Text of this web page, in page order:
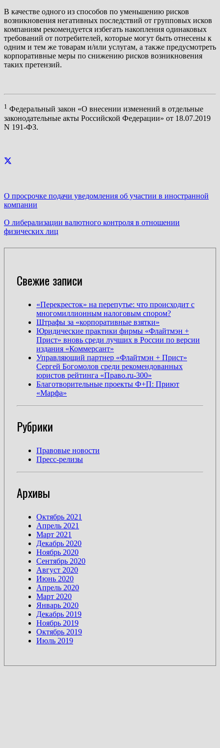
В качестве одного из способов по уменьшению рисков
возникновения негативных последствий от групповых исков
компаниям рекомендуется избегать накопления одинаковых
требований от потребителей, которые могут быть отнесены к
одним и тем же товарам и/или услугам, а также предусмотреть
корпоративные меры по снижению рисков возникновения
таких претензий.
1 Федеральный закон «О внесении изменений в отдельные
законодательные акты Российской Федерации» от 18.07.2019
N 191-ФЗ.
О просрочке подачи уведомления об участии в иностранной
компании
О либерализации валютного контроля в отношении
физических лиц
Свежие записи
«Перекресток» на перепутье: что происходит с
многомиллионным налоговым спором?
Штрафы за «корпоративные взятки»
Юридические практики фирмы «Флайтмэн +
Прист» вновь среди лучших в России по версии
издания «Коммерсант»
Управляющий партнер «Флайтмэн + Прист»
Сергей Богомолов среди рекомендованных
юристов рейтинга «Право.ru-300»
Благотворительные проекты Ф+П: Приют
«Марфа»
Рубрики
Правовые новости
Пресс-релизы
Архивы
Октябрь 2021
Апрель 2021
Март 2021
Декабрь 2020
Ноябрь 2020
Сентябрь 2020
Август 2020
Июнь 2020
Апрель 2020
Март 2020
Январь 2020
Декабрь 2019
Ноябрь 2019
Октябрь 2019
Июль 2019